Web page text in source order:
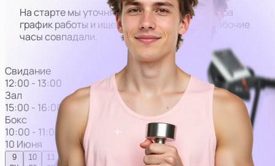
На старте мы уточняем лучший для оператора
график работы и ищем модельтак, чтобы рабочие
часы совпадали.